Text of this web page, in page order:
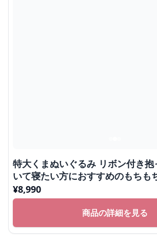
特大くまぬいぐるみ リボン付き
いて寝たい方におすすめのもちも
フト
¥8,990
商品の詳細を見る